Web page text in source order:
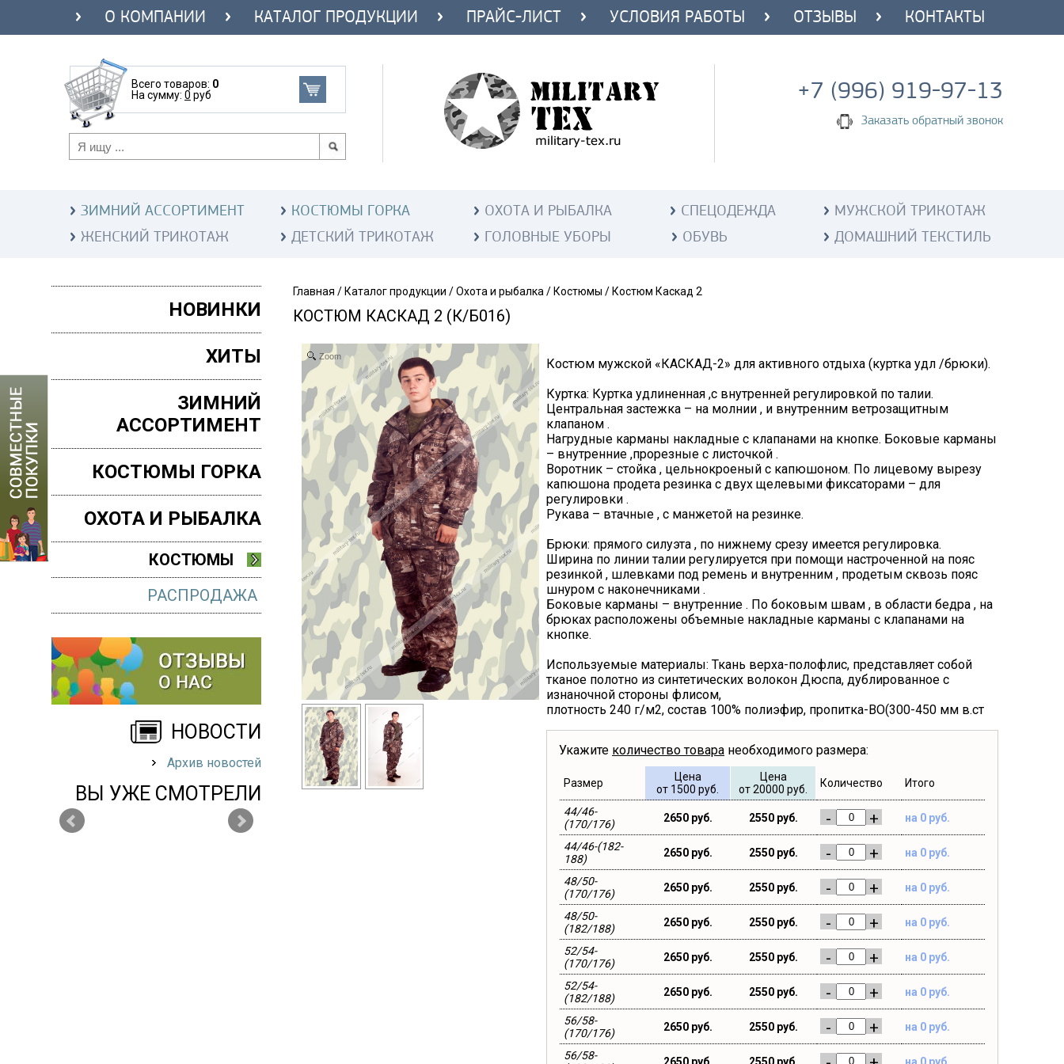
О КОМПАНИИ КАТАЛОГ ПРОДУКЦИИ ПРАЙС-ЛИСТ УСЛОВИЯ РАБОТЫ ОТЗЫВЫ КОНТАКТЫ
Всего товаров: 0
На сумму: 0 руб +7 (996) 919-97-13
Заказать обратный звонок
ЗИМНИЙ АССОРТИМЕНТ КОСТЮМЫ ГОРКА ОХОТА И РЫБАЛКА
СПЕЦОДЕЖДА
ЖЕНСКИЙ ТРИКОТАЖ
ДЕТСКИЙ ТРИКОТАЖ ГОЛОВНЫЕ УБОРЫ ОБУВЬ
МУЖСКОЙ ТРИКОТАЖ
ДОМАШНИЙ ТЕКСТИЛЬ
НОВИНКИ
ХИТЫ
ЗИМНИЙ
АССОРТИМЕНТ
КОСТЮМЫ ГОРКА
ОХОТА И РЫБАЛКА
КОСТЮМЫ
РАСПРОДАЖА
НОВОСТИ
Архив новостей
ВЫ УЖЕ СМОТРЕЛИ
Главная / Каталог продукции /Охота и рыбалка / Костюмы / Костюм Каскад 2
КОСТЮМ КАСКАД 2 (К/Б016)
Zoom
Костюм мужской «КАСКАД-2» для активного отдыха (куртка удл /брюки).
Куртка: Куртка удлиненная ,с внутренней регулировкой по талии.
Центральная застежка – на молнии , и внутренним ветрозащитным
клапаном .
Нагрудные карманы накладные с клапанами на кнопке. Боковые карманы
– внутренние ,прорезные с листочкой .
Воротник – стойка , цельнокроеный с капюшоном. По лицевому вырезу
капюшона продета резинка с двух щелевыми фиксаторами – для
регулировки .
Рукава – втачные , с манжетой на резинке.
Брюки: прямого силуэта , по нижнему срезу имеется регулировка.
Ширина по линии талии регулируется при помощи настроченной на пояс
резинкой , шлевками под ремень и внутренним , продетым сквозь пояс
шнуром с наконечниками .
Боковые карманы – внутренние . По боковым швам , в области бедра , на
брюках расположены объемные накладные карманы с клапанами на
кнопке.
Используемые материалы: Ткань верха-полофлис, представляет собой
тканое полотно из синтетических волокон Дюспа, дублированное с
изнаночной стороны флисом,
плотность 240 г/м2, состав 100% полиэфир, пропитка-ВО(300-450 мм в.ст
Укажите количество товара необходимого размера:
Размер
Цена
от 1500 руб.
Цена
от 20000 руб.
Количество Итого
44/46-
(170/176)
2650 руб. 2550 руб. - + на 0 руб.
44/46-(182-
188)
2650 руб. 2550 руб. - + на 0 руб.
48/50-
(170/176)
2650 руб. 2550 руб. - + на 0 руб.
48/50-
(182/188)
2650 руб. 2550 руб. - + на 0 руб.
52/54-
(170/176)
2650 руб. 2550 руб. - + на 0 руб.
52/54-
(182/188)
2650 руб. 2550 руб. - + на 0 руб.
56/58-
(170/176)
2650 руб. 2550 руб. - + на 0 руб.
56/58-
2650 руб. 2550 руб. на 0 руб.